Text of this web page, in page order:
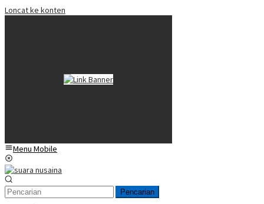
Loncat ke konten
Menu Mobile
Pencarian